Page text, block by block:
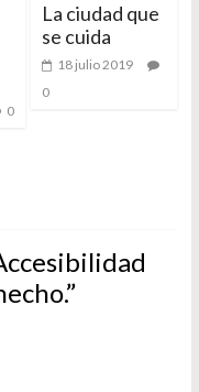
0
La ciudad que
se cuida
18 julio 2019
0
”